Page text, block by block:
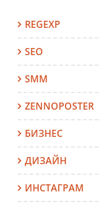
REGEXP
SEO
SMM
ZENNOPOSTER
БИЗНЕС
ДИЗАЙН
ИНСТАГРАМ